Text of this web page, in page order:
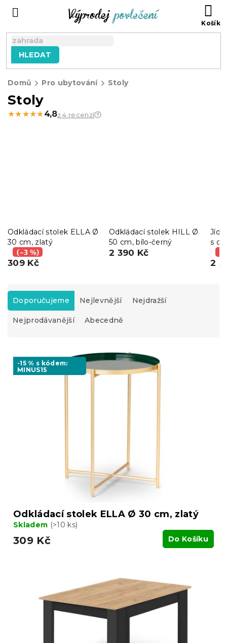
HLEDAT
Domů Pro ubytování Stoly
Stoly
★★★★★
★★★★★ 4,8z 4 recenzí
Odkládací stolek ELLA Ø
30 cm, zlatý
(–3 %)
309 Kč
Odkládací stolek HILL Ø
50 cm, bílo-černý
2 390 Kč
s
2
Ř
z
e
p
o
Doporučujeme Nejlevnější Nejdražší
Nejprodávanější Abecedně
p
-15 % s kódem:
MINUS15
Odkládací stolek ELLA Ø 30 cm, zlatý
Skladem (>10 ks)
309 Kč Do Košíku